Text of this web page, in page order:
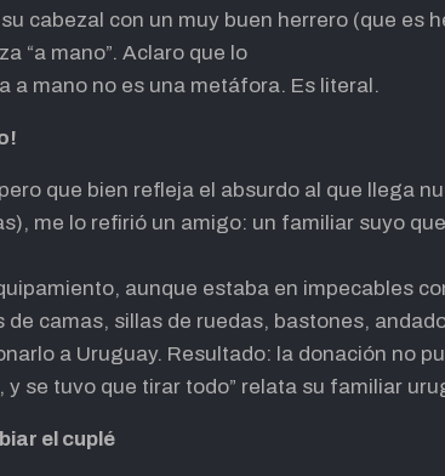
cabezal con un muy buen herrero (que es
“a mano”. Aclaro que lo
a mano no es una metáfora. Es literal.
que bien refleja el absurdo al que llega
me lo refirió un amigo: un familiar suyo
aunque estaba en impecables
de camas, sillas de ruedas, bastones,
a Uruguay. Resultado: la donación no
y se tuvo que tirar todo” relata su familiar
el cuplé